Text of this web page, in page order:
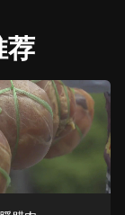
荐